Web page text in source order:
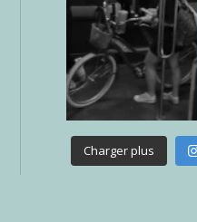
Charger plus